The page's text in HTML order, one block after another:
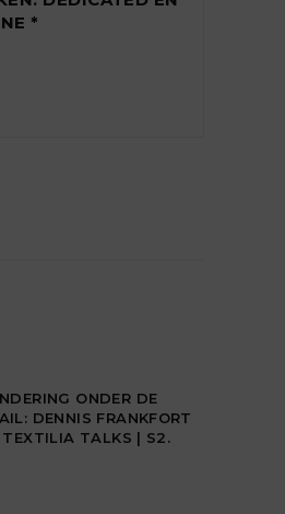
*
ONDER DE
DENNIS FRANKFORT
TEXTILIA TALKS | S2.